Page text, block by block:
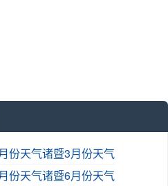
份天气诸暨3月份天气
份天气诸暨6月份天气